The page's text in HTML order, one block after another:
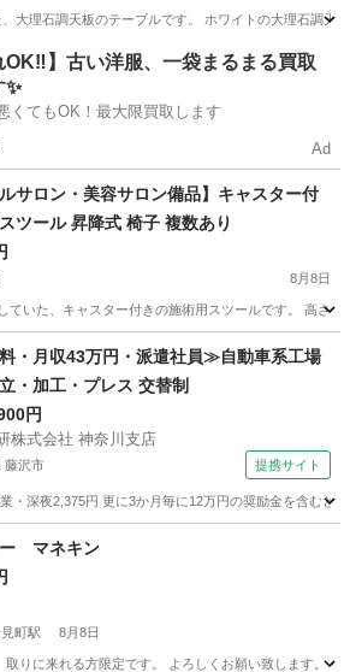
大理石調天板のテーブルです。 ホワイトの大理石調
駅 テーブル 大理石
OK‼️】古い洋服、一袋まるまる買取
✨
くてもOK！最大限買取します
Ad
ルサロン・美容サロン備品】キャスター付
ツール 昇降式 椅子 複数あり
8月8日
ていた、キャスター付きの施術用スツールです。 高さ
椅子 ネイルサロン
・月収43万円・派遣社員≫自動車系工場
・加工・プレス 交替制
円
株式会社 神奈川支店
藤沢市 提携サイト
・深夜2,375円 更に3か月毎に12万円の奨励金を含む
ー マネキン
町駅 8月8日
取りに来れる方限定です。 よろしくお願い致します。